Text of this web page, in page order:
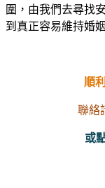
圍，由我們去尋找
到真正容易維持婚
順
聯絡
或